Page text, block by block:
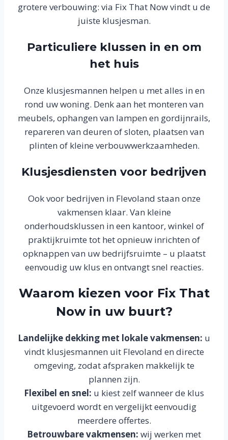
grotere verbouwing: via Fix That Now vindt u de
juiste klusjesman.
Particuliere klussen in en om
het huis
Onze klusjesmannen helpen u met alles in en
rond uw woning. Denk aan het monteren van
meubels, ophangen van lampen en gordijnrails,
repareren van deuren of sloten, plaatsen van
plinten of kleine verbouwwerkzaamheden.
Klusjesdiensten voor bedrijven
Ook voor bedrijven in Flevoland staan onze
vakmensen klaar. Van kleine
onderhoudsklussen in een kantoor, winkel of
praktijkruimte tot het opnieuw inrichten of
opknappen van uw bedrijfsruimte – u plaatst
eenvoudig uw klus en ontvangt snel reacties.
Waarom kiezen voor Fix That
Now in uw buurt?
Landelijke dekking met lokale vakmensen: u
vindt klusjesmannen uit Flevoland en directe
omgeving, zodat afspraken makkelijk te
plannen zijn.
Flexibel en snel: u kiest zelf wanneer de klus
uitgevoerd wordt en vergelijkt eenvoudig
meerdere offertes.
Betrouwbare vakmensen: wij werken met